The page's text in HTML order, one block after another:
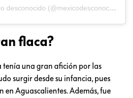
A post shared by México desconocido (@mexicodesconocido)
flaca?
tenía una gran afición por las
surgir desde su infancia, pues
en Aguascalientes. Además, fue